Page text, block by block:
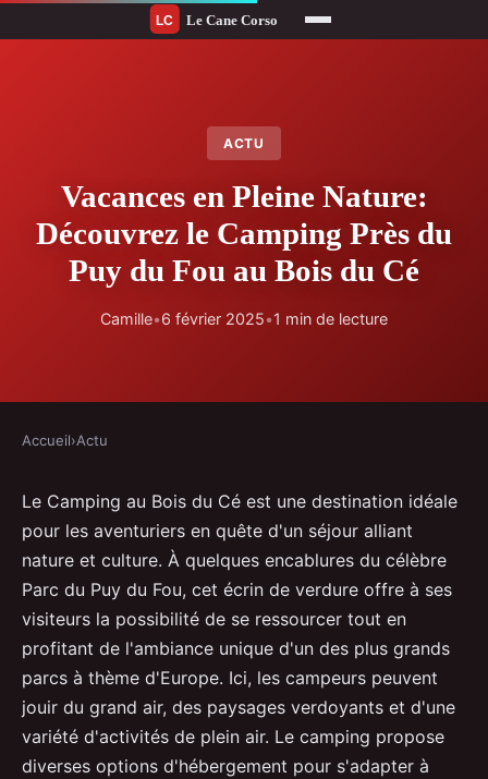
ACTU
Vacances en Pleine Nature:
Découvrez le Camping Près du
Puy du Fou au Bois du Cé
Camille•6 février 2025•1 min de lecture
Accueil›Actu
Le Camping au Bois du Cé est une destination idéale
pour les aventuriers en quête d'un séjour alliant
nature et culture. À quelques encablures du célèbre
Parc du Puy du Fou, cet écrin de verdure offre à ses
visiteurs la possibilité de se ressourcer tout en
profitant de l'ambiance unique d'un des plus grands
parcs à thème d'Europe. Ici, les campeurs peuvent
jouir du grand air, des paysages verdoyants et d'une
variété d'activités de plein air. Le camping propose
diverses options d'hébergement pour s'adapter à